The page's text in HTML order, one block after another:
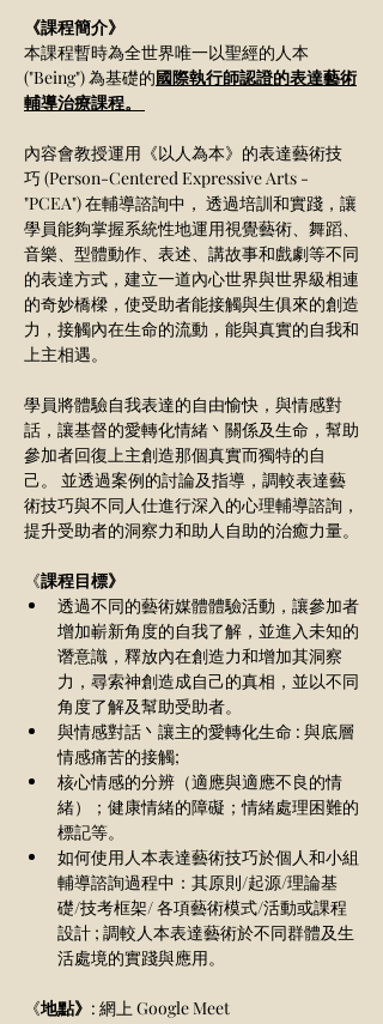
《課程簡介》
本課程暫時為全世界唯一以聖經的人本
("Being") 為基礎的國際執行師認證的表達藝術
輔導治療課程。
內容會教授運用《以人為本》的表達藝術技
巧 (Person-Centered Expressive Arts -
"PCEA") 在輔導諮詢中， 透過培訓和實踐，讓
學員能夠掌握系統性地運用視覺藝術、舞蹈、
音樂、型體動作、表述、講故事和戲劇等不同
的表達方式，建立一道內心世界與世界級相連
的奇妙橋樑，使受助者能接觸與生俱來的創造
力，接觸內在生命的流動，能與真實的自我和
上主相遇。
學員將體驗自我表達的自由愉快，與情感對
話，讓基督的愛轉化情緒丶關係及生命，幫助
參加者回復上主創造那個真實而獨特的自
己。 並透過案例的討論及指導，調較表達藝
術技巧與不同人仕進行深入的心理輔導諮詢，
提升受助者的洞察力和助人自助的治癒力量。
《課程目標》
透過不同的藝術媒體體驗活動，讓參加者
增加嶄新角度的自我了解，並進入未知的
谮意識，釋放內在創造力和增加其洞察
力，尋索神創造成自己的真相，並以不同
角度了解及幫助受助者。
與情感對話丶讓主的愛轉化生命 : 與底層
情感痛苦的接觸;
核心情感的分辨（適應與適應不良的情
緒）；健康情緒的障礙；情緒處理困難的
標記等。
如何使用人本表達藝術技巧於個人和小組
輔導諮詢過程中：其原則/起源/理論基
礎/技考框架/ 各項藝術模式/活動或課程
設計 ; 調較人本表達藝術於不同群體及生
活處境的實踐與應用。
《地點》 : 網上 Google Meet